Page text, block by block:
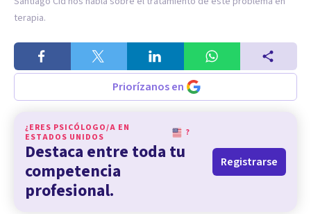
terapia.
Priorízanos en
¿ERES PSICÓLOGO/A EN
ESTADOS UNIDOS
?
Destaca entre toda tu
competencia
profesional.
Registrarse